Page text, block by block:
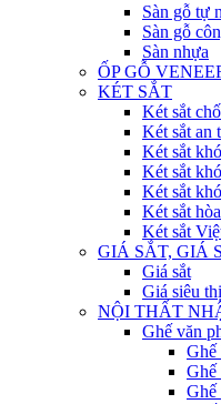
Sàn gỗ tự
Sàn gỗ
Sàn nhựa
ỐP GỖ
KÉT SẮT
Két sắt
Két sắt an
Két sắt
Két sắt
Két sắt
Két sắt
Két sắt
GIÁ SẮT, GIÁ
Giá sắt
Giá siêu thị
NỘI THẤT
Ghế văn
Ghế
Ghế
Ghế